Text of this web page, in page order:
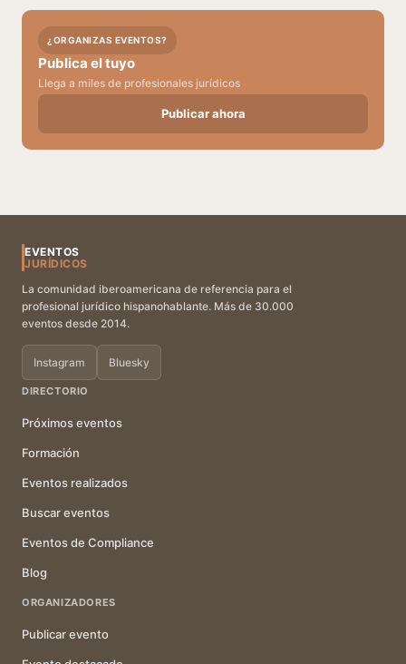
¿ORGANIZAS EVENTOS?
Publica el tuyo
Llega a miles de profesionales jurídicos
Publicar ahora
EVENTOS
JURÍDICOS
La comunidad iberoamericana de referencia para el
profesional jurídico hispanohablante. Más de 30.000
eventos desde 2014.
Instagram Bluesky
DIRECTORIO
Próximos eventos
Formación
Eventos realizados
Buscar eventos
Eventos de Compliance
Blog
ORGANIZADORES
Publicar evento